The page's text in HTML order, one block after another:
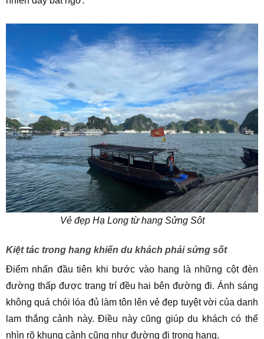
Vẻ đẹp Hạ Long từ hang Sửng Sôt
Kiệt tác trong hang khiến du khách phải sửng sốt
Điểm nhấn đầu tiên khi bước vào hang là những cột đèn
đường thấp được trang trí đều hai bên đường đi. Ánh sáng
không quá chói lóa đủ làm tôn lên vẻ đẹp tuyệt vời của danh
lam thắng cảnh này. Điều này cũng giúp du khách có thể
nhìn rõ khung cảnh cũng như đường đi trong hang.